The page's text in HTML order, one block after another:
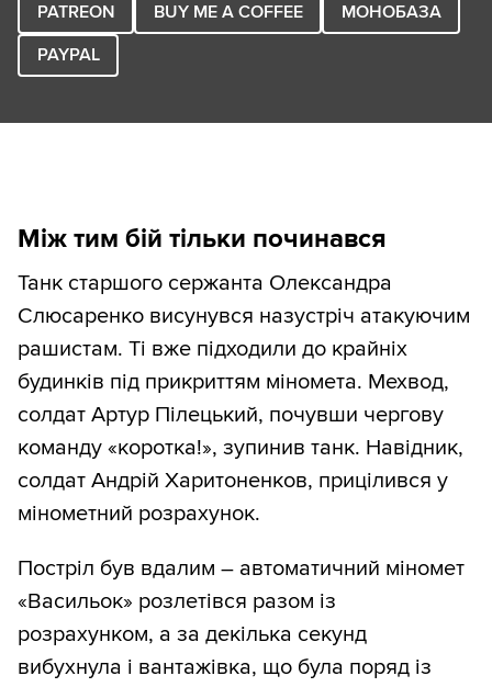
PATREON BUY ME A COFFEE
МОНОБАЗА
PAYPAL
Між тим бій тільки починався
Танк старшого сержанта Олександра
Слюсаренко висунувся назустріч атакуючим
рашистам. Ті вже підходили до крайніх
будинків під прикриттям міномета. Мехвод,
солдат Артур Пілецький, почувши чергову
команду «коротка!», зупинив танк. Навідник,
солдат Андрій Харитоненков, прицілився у
мінометний розрахунок.
Постріл був вдалим – автоматичний міномет
«Васильок» розлетівся разом із
розрахунком, а за декілька секунд
вибухнула і вантажівка, що була поряд із